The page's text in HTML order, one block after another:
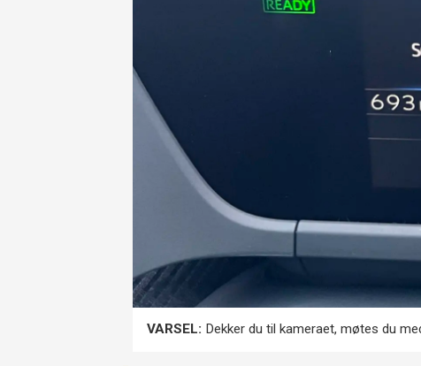
VARSEL: Dekker du til kameraet, møtes du